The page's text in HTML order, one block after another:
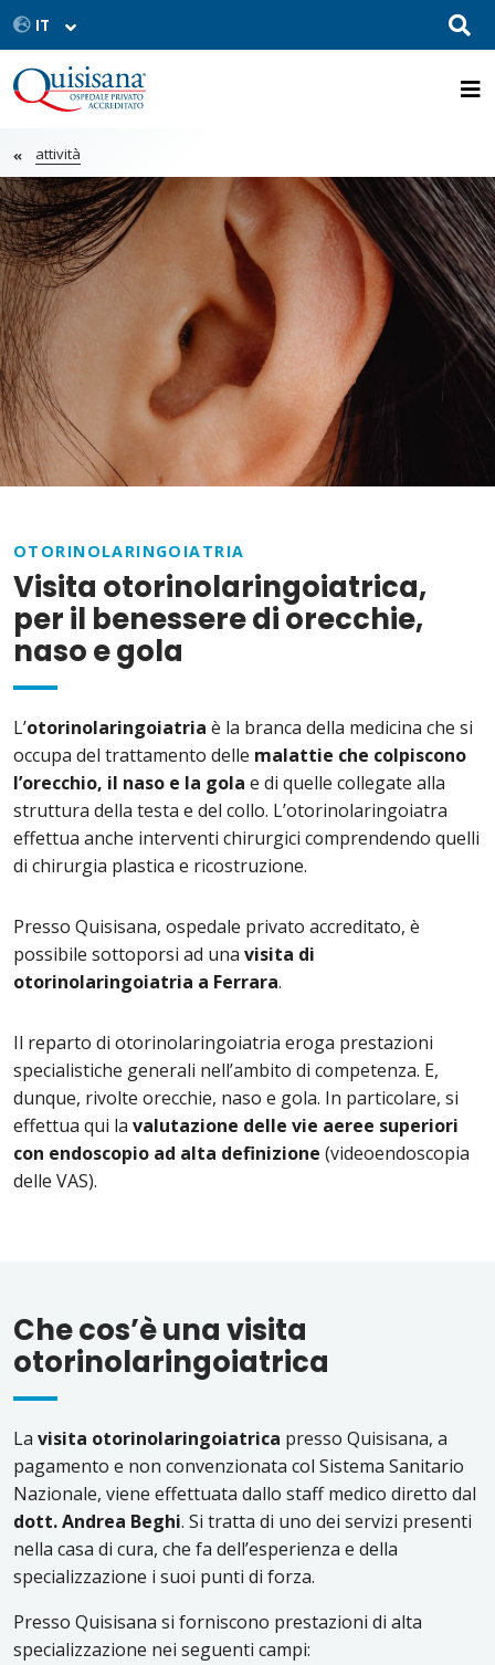
attività
OTORINOLARINGOIATRIA
Visita otorinolaringoiatrica,
per il benessere di orecchie,
naso e gola
L’otorinolaringoiatria è la branca della medicina che si
occupa del trattamento delle malattie che colpiscono
l’orecchio, il naso e la gola e di quelle collegate alla
struttura della testa e del collo. L’otorinolaringoiatra
effettua anche interventi chirurgici comprendendo quelli
di chirurgia plastica e ricostruzione.
Presso Quisisana, ospedale privato accreditato, è
possibile sottoporsi ad una visita di
otorinolaringoiatria a Ferrara.
Il reparto di otorinolaringoiatria eroga prestazioni
specialistiche generali nell’ambito di competenza. E,
dunque, rivolte orecchie, naso e gola. In particolare, si
effettua qui la valutazione delle vie aeree superiori
con endoscopio ad alta definizione (videoendoscopia
delle VAS).
Che cos’è una visita
otorinolaringoiatrica
La visita otorinolaringoiatrica presso Quisisana, a
pagamento e non convenzionata col Sistema Sanitario
Nazionale, viene effettuata dallo staff medico diretto dal
dott. Andrea Beghi. Si tratta di uno dei servizi presenti
nella casa di cura, che fa dell’esperienza e della
specializzazione i suoi punti di forza.
Presso Quisisana si forniscono prestazioni di alta
specializzazione nei seguenti campi: